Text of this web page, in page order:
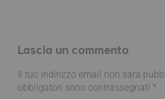
Lascia un commento
Il tuo indirizzo email non sarà
obbligatori sono contrassegnati *